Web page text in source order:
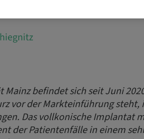
Mainz befindet sich seit Juni
vor der Markteinführung
Das vollkonische
der Patientenfälle in einem